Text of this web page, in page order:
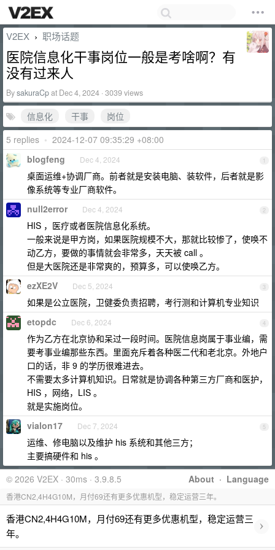
V2EX › 职场话题
医院信息化干事岗位一般是考啥啊？有
没有过来人
BysakuraCpat Dec 4, 2024 · 3039 views
信息化 干事
岗位
5 replies • 2024-12-07 09:35:29 +08:00
1
blogfeng Dec 4, 2024
桌面运维+协调厂商。前者就是安装电脑、装软件，后者就是影
像系统等专业厂商软件。
2
null2error Dec 4, 2024
HIS ，医疗或者医院信息化系统。
一般来说是甲方岗，如果医院规模不大，那就比较惨了，使唤不
动乙方，要做的事情就会非常多，天天被 call 。
但是大医院还是非常爽的，预算多，可以使唤乙方。
3
ezXE2V Dec 5, 2024
如果是公立医院，卫健委负责招聘，考行测和计算机专业知识
4
etopdc Dec 6, 2024
作为乙方在北京协和呆过一段时间。医院信息岗属于事业编，需
要考事业编那些东西。里面充斥着各种医二代和老北京。外地户
口的话，非 9 的学历很难进去。
不需要太多计算机知识。日常就是协调各种第三方厂商和医护，
HIS ，网络，LIS 。
就是实施岗位。
5
vialon17 Dec 7, 2024
运维、修电脑以及维护 his 系统和其他三方；
主要搞硬件和 his 。
About · Language
© 2026 V2EX · 30ms · 3.9.8.5
香港CN2,4H4G10M，月付69还有更多优惠机型，稳定运营三年。
香港CN2,4H4G10M，月付69还有更多优惠机型，稳定运营三
年。
›